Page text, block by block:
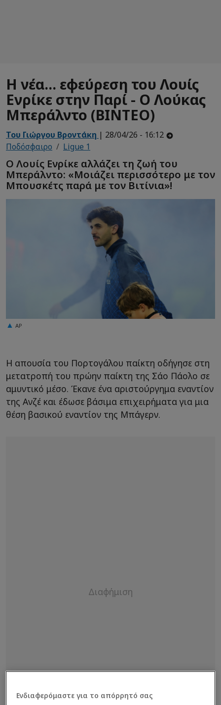
Η νέα... εφεύρεση του Λουίς
Ενρίκε στην Παρί - Ο Λούκας
Μπεράλντο (ΒΙΝΤΕΟ)
Του Γιώργου Βροντάκη | 28/04/26 - 16:12
Ποδόσφαιρο
Ligue 1
Ο Λουίς Ενρίκε αλλάζει τη ζωή του
Μπεράλντο: «Μοιάζει περισσότερο με τον
Μπουσκέτς παρά με τον Βιτίνια»!
AP
Η απουσία του Πορτογάλου παίκτη οδήγησε στη
μετατροπή του πρώην παίκτη της Σάο Πάολο σε
αμυντικό μέσο. Έκανε ένα αριστούργημα εναντίον
της Ανζέ και έδωσε βάσιμα επιχειρήματα για μια
θέση βασικού εναντίον της Μπάγερν.
Ενδιαφερόμαστε για το απόρρητό σας